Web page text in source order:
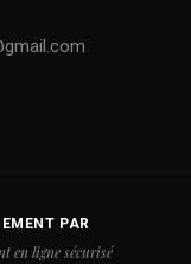
PAR
en ligne sécurisé